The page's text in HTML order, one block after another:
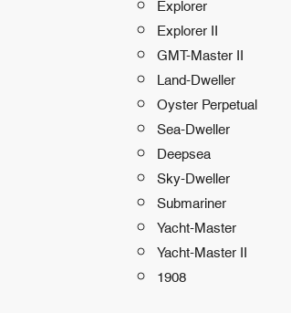
Explorer II
GMT-Master II
Land-Dweller
Oyster Perpetual
Sea-Dweller
Deepsea
Sky-Dweller
Submariner
Yacht-Master
Yacht-Master II
1908